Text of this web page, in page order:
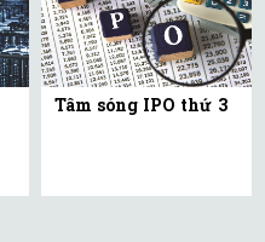
Tâm sóng IPO thứ 3